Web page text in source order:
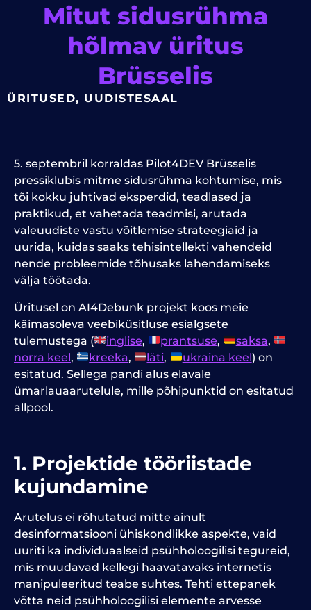
Mitut sidusrühma
hõlmav üritus
Brüsselis
ÜRITUSED, UUDISTESAAL
5. septembril korraldas Pilot4DEV Brüsselis
pressiklubis mitme sidusrühma kohtumise, mis
tõi kokku juhtivad eksperdid, teadlased ja
praktikud, et vahetada teadmisi, arutada
valeuudiste vastu võitlemise strateegiaid ja
uurida, kuidas saaks tehisintellekti vahendeid
nende probleemide tõhusaks lahendamiseks
välja töötada.
Üritusel on AI4Debunk projekt koos meie
käimasoleva veebiküsitluse esialgsete
tulemustega (
inglise, prantsuse, saksa,
norra keel, kreeka, läti, ukraina keel) on
esitatud. Sellega pandi alus elavale
ümarlauaarutelule, mille põhipunktid on esitatud
allpool.
1. Projektide tööriistade
kujundamine
Arutelus ei rõhutatud mitte ainult
desinformatsiooni ühiskondlikke aspekte, vaid
uuriti ka individuaalseid psühholoogilisi tegureid,
mis muudavad kellegi haavatavaks internetis
manipuleeritud teabe suhtes. Tehti ettepanek
võtta neid psühholoogilisi elemente arvesse